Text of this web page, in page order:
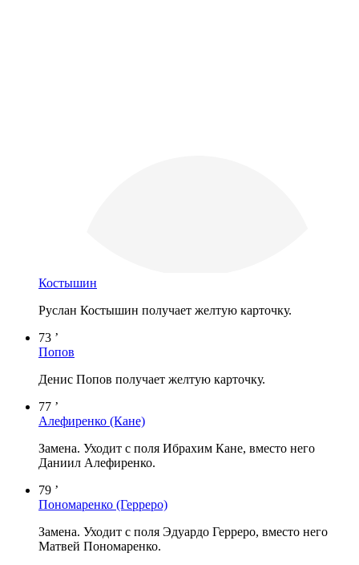
Костышин
Руслан Костышин получает желтую карточку.
73 ’
Попов
Денис Попов получает желтую карточку.
77 ’
Алефиренко (Кане)
Замена. Уходит с поля Ибрахим Кане, вместо него
Даниил Алефиренко.
79 ’
Пономаренко (Герреро)
Замена. Уходит с поля Эдуардо Герреро, вместо него
Матвей Пономаренко.